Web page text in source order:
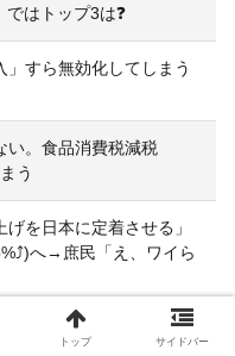
はトップ3は❓
」すら無効化してしまう
い。食品消費税減税
う
を日本に定着させる」
へ→庶民「え、ワイら
アッサリ死んだキャラ←
トップ サイドバー